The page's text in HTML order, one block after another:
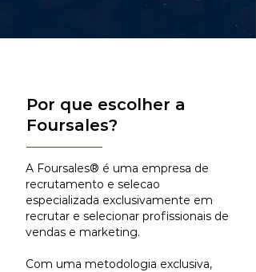
Por que escolher a
Foursales?
A Foursales® é uma empresa de
recrutamento e selecao
especializada exclusivamente em
recrutar e selecionar profissionais de
vendas e marketing.
Com uma metodologia exclusiva,